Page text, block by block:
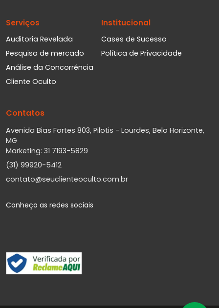
Serviços
Auditoria Revelada
Pesquisa de mercado
Análise da Concorrência
Cliente Oculto
Institucional
Cases de Sucesso
Política de Privacidade
Contatos
Avenida Bias Fortes 803, Pilotis - Lourdes, Belo Horizonte,
MG
Marketing: 31 7193-5829
(31) 99920-5412
contato@seuclienteoculto.com.br
Conheça as redes sociais